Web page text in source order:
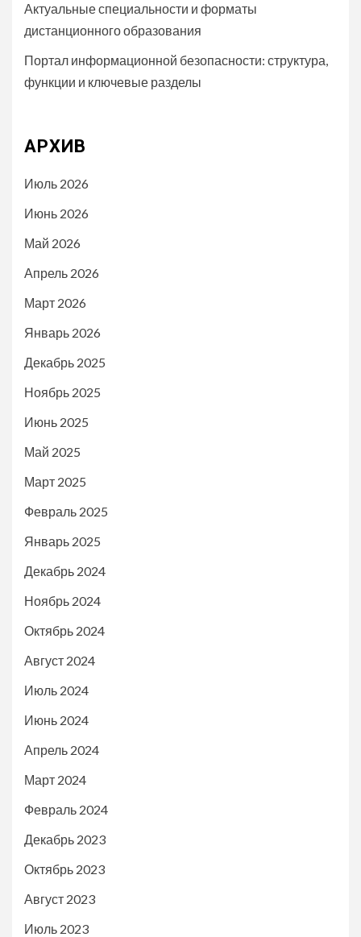
Актуальные специальности и форматы
дистанционного образования
Портал информационной безопасности: структура,
функции и ключевые разделы
АРХИВ
Июль 2026
Июнь 2026
Май 2026
Апрель 2026
Март 2026
Январь 2026
Декабрь 2025
Ноябрь 2025
Июнь 2025
Май 2025
Март 2025
Февраль 2025
Январь 2025
Декабрь 2024
Ноябрь 2024
Октябрь 2024
Август 2024
Июль 2024
Июнь 2024
Апрель 2024
Март 2024
Февраль 2024
Декабрь 2023
Октябрь 2023
Август 2023
Июль 2023